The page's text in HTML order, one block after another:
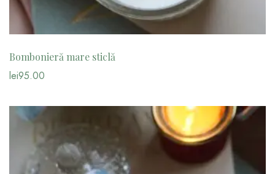
Bombonieră mare sticlă
lei95.00